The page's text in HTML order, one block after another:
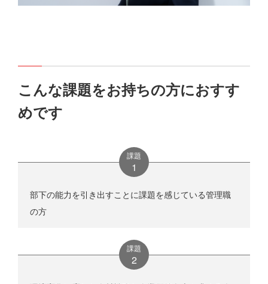
こんな課題をお持ちの方におすす
めです
課題
部下の能力を引き出すことに課題を感じている管理職
の方
課題